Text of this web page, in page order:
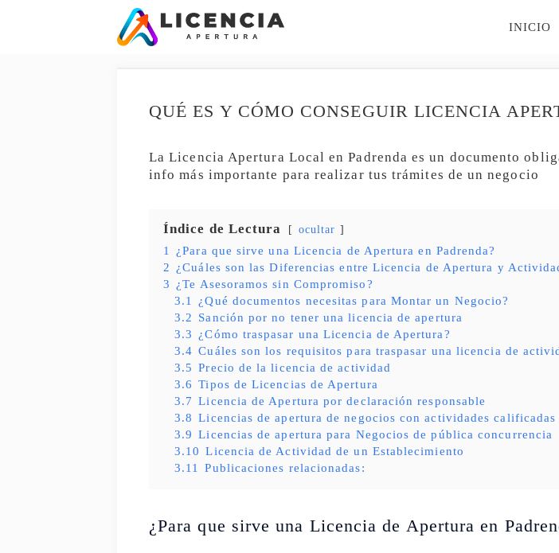
INICIO
QUÉ ES Y CÓMO CONSEGUIR LICENCIA
La Licencia Apertura Local en Padrenda es un documento
info más importante para realizar tus trámites de un negocio
Índice de Lectura ocultar
1
¿Para que sirve una Licencia de Apertura en Padrenda?
2 ¿Cuáles son las Diferencias entre Licencia de Apertura y
3 ¿Te Asesoramos sin Compromiso?
3.1
¿Qué documentos necesitas para Montar un Negocio?
3.2 Sanción por no tener una licencia de apertura
3.3 ¿Cómo traspasar una Licencia de Apertura?
3.4 Cuáles son los requisitos para traspasar una licencia de
3.5 Precio de la licencia de actividad
3.6 Tipos de Licencias de Apertura
3.7 Licencia de Apertura por declaración responsable
3.8 Licencias de apertura de negocios con actividades calificadas
3.9 Licencias de apertura para Negocios de pública concurrencia
3.10 Licencia de Actividad de un Establecimiento
3.11
Publicaciones relacionadas:
¿Para que sirve una Licencia de Apertura en